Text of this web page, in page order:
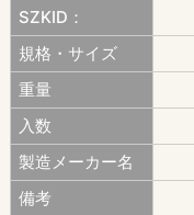
SZKID：
規格・サイズ
重量
入数
製造メーカー名
備考